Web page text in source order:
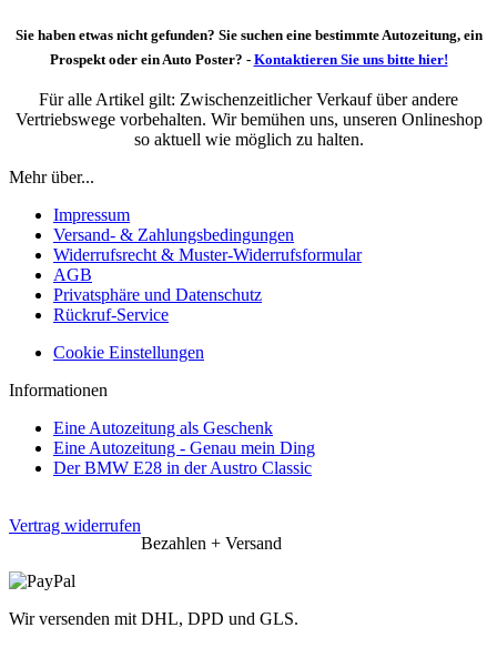
Sie haben etwas nicht gefunden? Sie suchen eine bestimmte Autozeitung, ein
Prospekt oder ein Auto Poster? - Kontaktieren Sie uns bitte hier!
Für alle Artikel gilt: Zwischenzeitlicher Verkauf über andere
Vertriebswege vorbehalten. Wir bemühen uns, unseren Onlineshop
so aktuell wie möglich zu halten.
Mehr über...
Impressum
Versand- & Zahlungsbedingungen
Widerrufsrecht & Muster-Widerrufsformular
AGB
Privatsphäre und Datenschutz
Rückruf-Service
Cookie Einstellungen
Informationen
Eine Autozeitung als Geschenk
Eine Autozeitung - Genau mein Ding
Der BMW E28 in der Austro Classic
Vertrag widerrufen
Bezahlen + Versand
Wir versenden mit DHL, DPD und GLS.